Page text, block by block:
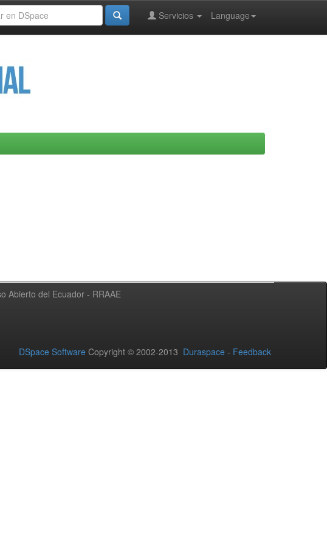
Language
Servicios
Abierto del Ecuador - RRAAE
DSpace Software Copyright © 2002-2013 Duraspace - Feedback